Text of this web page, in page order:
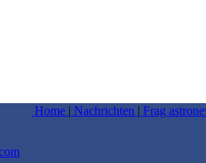
Home | Nachrichten | Frag